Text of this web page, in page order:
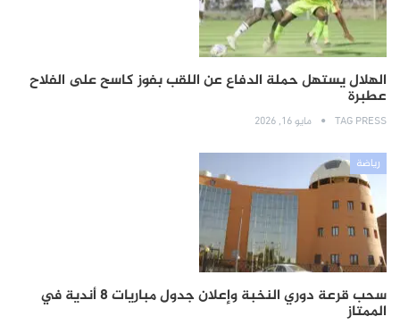
الهلال يستهل حملة الدفاع عن اللقب بفوز كاسح على الفلاح
عطبرة
TAG PRESS مايو 16, 2026
رياضة
سحب قرعة دوري النخبة وإعلان جدول مباريات 8 أندية في
الممتاز